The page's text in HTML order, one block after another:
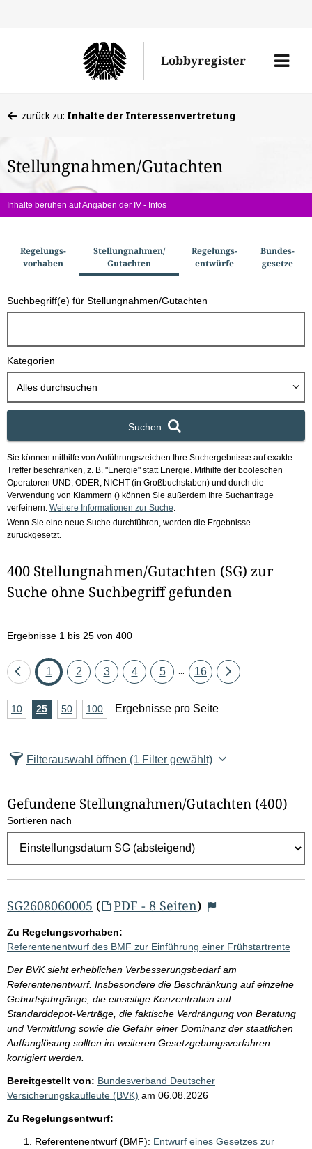
den
Lobbyregister
Menü
befinden
hier:
zurück zu: Inhalte der Interessenvertretung
Stellungnahmen/Gutachten
Inhalte beruhen auf Angaben der IV - Infos
u
c
h
o
Regelungs­
vorhaben
Stellungnahmen/​
Gutachten
Regelungs­
entwürfe
Bundes­
gesetze
Suchbegriff(e) für Stellungnahmen/Gutachten
Kategorien
Alles durchsuchen
Suchen
Sie können mithilfe von Anführungszeichen Ihre Suchergebnisse auf exakte
Treffer beschränken, z. B. "Energie" statt Energie. Mithilfe der booleschen
Operatoren UND, ODER, NICHT (in Großbuchstaben) und durch die
Verwendung von Klammern () können Sie außerdem Ihre Suchanfrage
verfeinern. Weitere Informationen zur Suche
Wenn Sie eine neue Suche durchführen, werden die Ergebnisse
zurückgesetzt.
400 Stellungnahmen/Gutachten (SG) zur
Suche ohne Suchbegriff gefunden
Ergebnisse 1 bis 25 von 400
Eine
zurück
Seite
1 Seite
2 Seite
3 Seite
4 Seite
5 Seite
16
Eine
A
z
l
E
g
e
b
i
s
s
e
p
r
o
S
e
i
10Ergebnisse
25Ergebnisse
50Ergebnisse
100Ergebnisse
Ergebnisse pro Seite
Filterauswahl öffnen (1 Filter gewählt)
Gefundene Stellungnahmen/⁠Gutachten (400)
Sortieren nach
SG2608060005 ( PDF - 8 Seiten)
Zu Regelungsvorhaben:
Referentenentwurf des BMF zur Einführung einer Frühstartrente
Der BVK sieht erheblichen Verbesserungsbedarf am
Referentenentwurf. Insbesondere die Beschränkung auf einzelne
Geburtsjahrgänge, die einseitige Konzentration auf
Standarddepot-Verträge, die faktische Verdrängung von Beratung
und Vermittlung sowie die Gefahr einer Dominanz der staatlichen
Auffanglösung sollten im weiteren Gesetzgebungsverfahren
korrigiert werden.
Bereitgestellt von: Bundesverband Deutscher
Versicherungskaufleute (BVK) am 06.08.2026
Zu Regelungsentwurf:
Referentenentwurf (BMF): Entwurf eines Gesetzes zur